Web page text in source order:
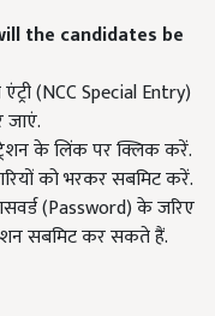
the candidates be
(NCC Special Entry)
जाएं.
के लिंक पर क्लिक करें.
को भरकर सबमिट करें.
(Password) के जरिए
सबमिट कर सकते हैं.